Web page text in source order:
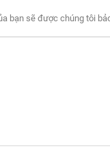
bạn sẽ được chúng tôi